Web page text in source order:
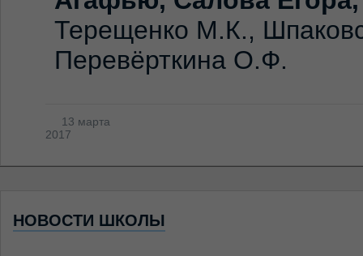
Терещенко М.К.,
Перевёрткина О.Ф.
13 марта
2017
НОВОСТИ ШКОЛЫ